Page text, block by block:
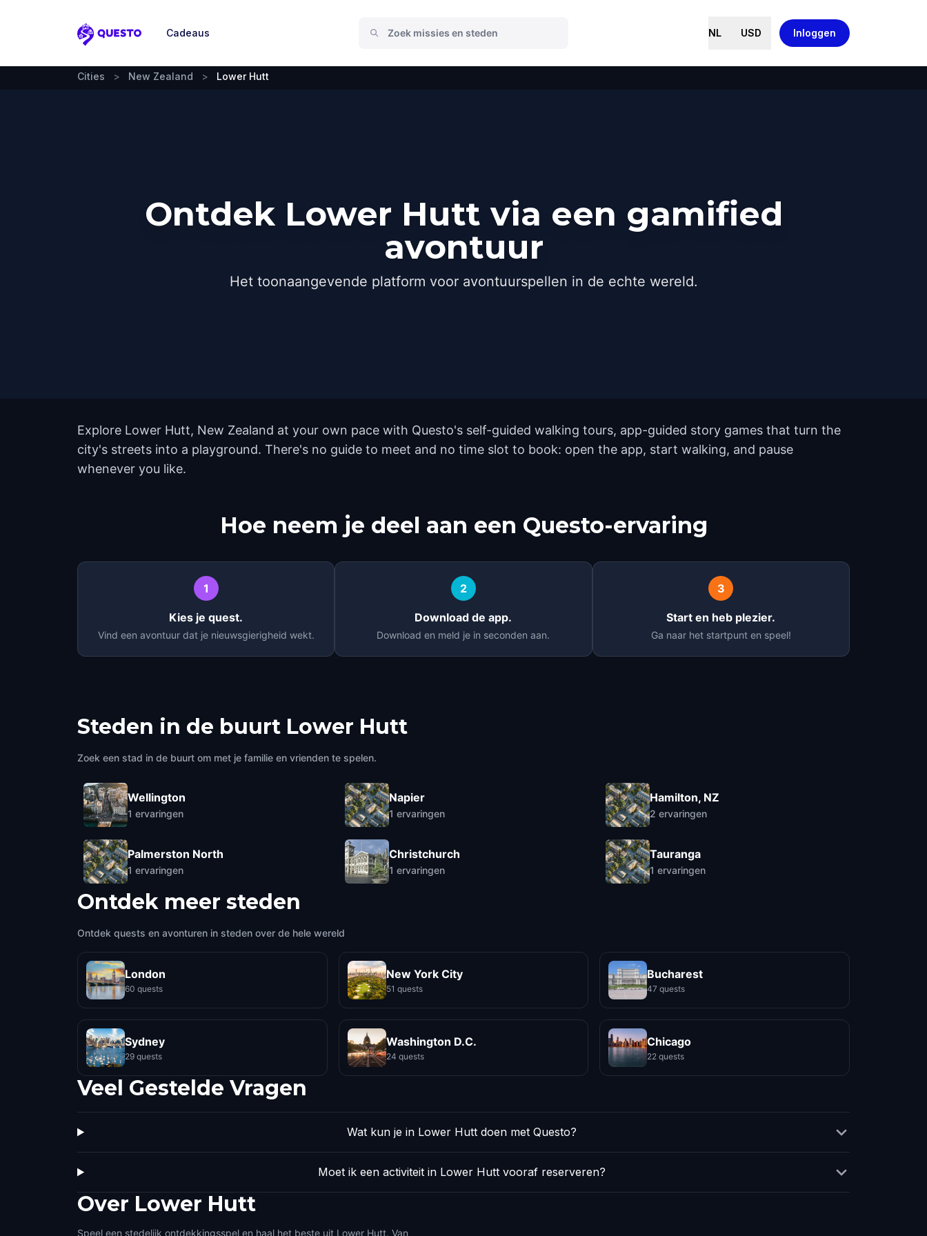
Questo
Cadeaus NL USD Inloggen
Cities > New Zealand > Lower Hutt
Ontdek Lower Hutt via een gamified
avontuur
Het toonaangevende platform voor avontuurspellen in de echte wereld.
Explore Lower Hutt, New Zealand at your own pace with Questo's self-guided walking tours, app-guided story games that turn the
city's streets into a playground. There's no guide to meet and no time slot to book: open the app, start walking, and pause
whenever you like.
Hoe neem je deel aan een Questo-ervaring
1
Kies je quest.
Vind een avontuur dat je nieuwsgierigheid wekt.
2
Download de app.
Download en meld je in seconden aan.
3
Start en heb plezier.
Ga naar het startpunt en speel!
Steden in de buurt Lower Hutt
Zoek een stad in de buurt om met je familie en vrienden te spelen.
Wellington
1 ervaringen
Palmerston North
1 ervaringen
Napier
1 ervaringen
Christchurch
1 ervaringen
Hamilton, NZ
2 ervaringen
Tauranga
1 ervaringen
Ontdek meer steden
Ontdek quests en avonturen in steden over de hele wereld
London
60 quests
New York City
51 quests
Bucharest
47 quests
Sydney
29 quests
Washington D.C.
24 quests
Chicago
22 quests
Veel Gestelde Vragen
Wat kun je in Lower Hutt doen met Questo?
Moet ik een activiteit in Lower Hutt vooraf reserveren?
Over Lower Hutt
Speel een stedelijk ontdekkingsspel en haal het beste uit Lower Hutt. Van